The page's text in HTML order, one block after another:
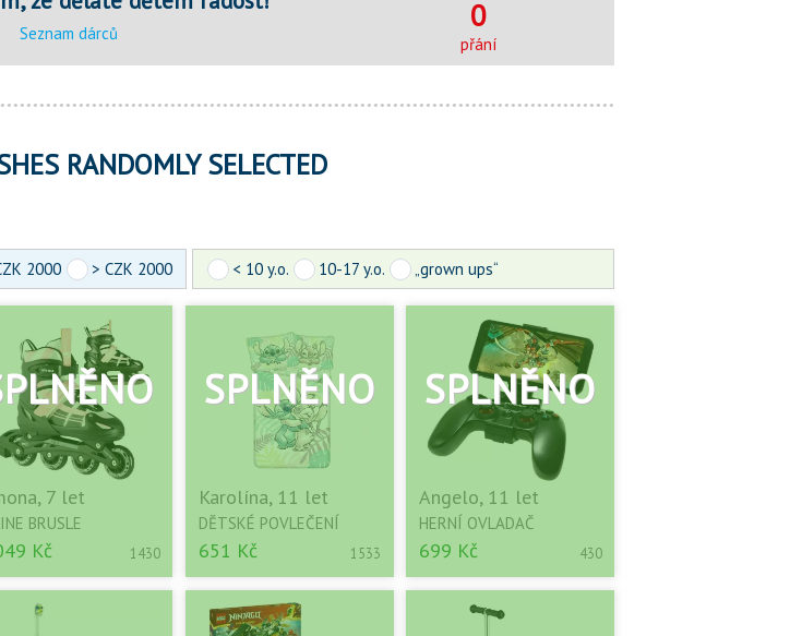
Seznam dárců 0
přání
RANDOMLY SELECTED
2000 > CZK 2000 < 10 y.o. 10-17 y.o. „grown ups“
7 let
BRUSLE
Kč 1430
Karolína, 11 let
DĚTSKÉ POVLEČENÍ
651 Kč 1533
Angelo, 11 let
HERNÍ OVLADAČ
699 Kč 430